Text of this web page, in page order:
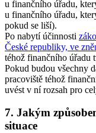
u finančního úřadu,
u finančního úřadu,
pokud se liší).
Po nabytí účinnosti
České republiky, ve
téhož finančního úřadu
Pokud budou všechny
pracoviště téhož
uvést v ní rozsah pro
7. Jakým
situace